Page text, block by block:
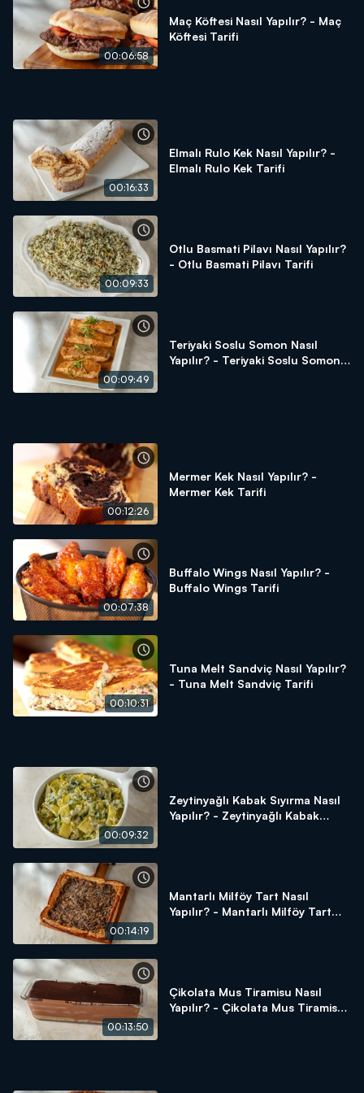
00:06:58
Maç Köftesi Nasıl Yapılır? - Maç
Köftesi Tarifi
00:16:33
Elmalı Rulo Kek Nasıl Yapılır? -
Elmalı Rulo Kek Tarifi
00:09:33
Otlu Basmati Pilavı Nasıl Yapılır?
- Otlu Basmati Pilavı Tarifi
00:09:49
Teriyaki Soslu Somon Nasıl
Yapılır? - Teriyaki Soslu Somon
00:12:26
Mermer Kek Nasıl Yapılır? -
Mermer Kek Tarifi
00:07:38
Buffalo Wings Nasıl Yapılır? -
Buffalo Wings Tarifi
00:10:31
Tuna Melt Sandviç Nasıl Yapılır?
- Tuna Melt Sandviç Tarifi
00:09:32
Zeytinyağlı Kabak Sıyırma Nasıl
Yapılır? - Zeytinyağlı Kabak
00:14:19
Mantarlı Milföy Tart Nasıl
Yapılır? - Mantarlı Milföy Tart
00:13:50
Çikolata Mus Tiramisu Nasıl
Yapılır? - Çikolata Mus Tiramisu